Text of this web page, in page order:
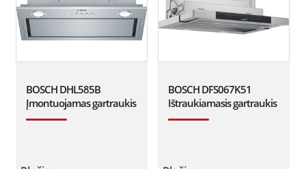
BOSCH DHL585B
Įmontuojamas gartraukis
BOSCH DFS067K51
Ištraukiamasis gartraukis